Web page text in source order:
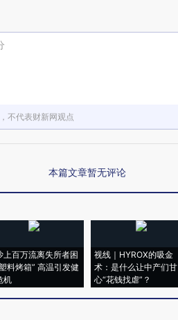
赏激励一下
不代表财新网观点
本篇文章暂无评论
上百万流离失所者困
料烤箱” 高温引发健
机
视线｜HYROX的吸金
术：是什么让中产们甘
心“花钱找虐”？